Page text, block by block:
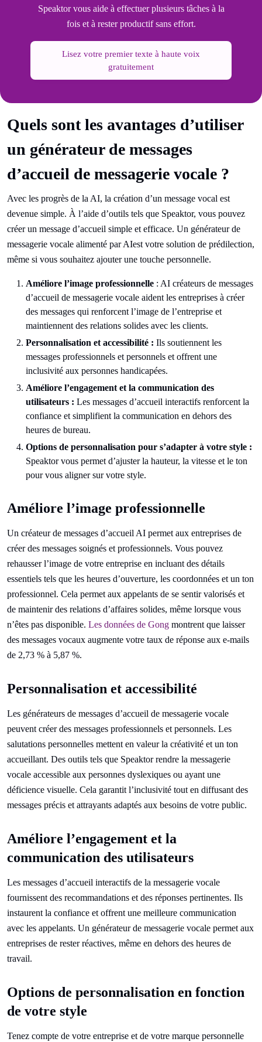
Speaktor vous aide à effectuer plusieurs tâches à la
fois et à rester productif sans effort.
Lisez votre premier texte à haute voix
gratuitement
Quels sont les avantages d’utiliser
un générateur de messages
d’accueil de messagerie vocale ?
Avec les progrès de la AI, la création d’un message vocal est
devenue simple. À l’aide d’outils tels que Speaktor, vous pouvez
créer un message d’accueil simple et efficace. Un générateur de
messagerie vocale alimenté par AIest votre solution de prédilection,
même si vous souhaitez ajouter une touche personnelle.
Améliore l’image professionnelle : AI créateurs de messages
d’accueil de messagerie vocale aident les entreprises à créer
des messages qui renforcent l’image de l’entreprise et
maintiennent des relations solides avec les clients.
Personnalisation et accessibilité : Ils soutiennent les
messages professionnels et personnels et offrent une
inclusivité aux personnes handicapées.
Améliore l’engagement et la communication des
utilisateurs : Les messages d’accueil interactifs renforcent la
confiance et simplifient la communication en dehors des
heures de bureau.
Options de personnalisation pour s’adapter à votre style :
Speaktor vous permet d’ajuster la hauteur, la vitesse et le ton
pour vous aligner sur votre style.
Améliore l’image professionnelle
Un créateur de messages d’accueil AI permet aux entreprises de
créer des messages soignés et professionnels. Vous pouvez
rehausser l’image de votre entreprise en incluant des détails
essentiels tels que les heures d’ouverture, les coordonnées et un ton
professionnel. Cela permet aux appelants de se sentir valorisés et
de maintenir des relations d’affaires solides, même lorsque vous
n’êtes pas disponible. Les données de Gong montrent que laisser
des messages vocaux augmente votre taux de réponse aux e-mails
de 2,73 % à 5,87 %.
Personnalisation et accessibilité
Les générateurs de messages d’accueil de messagerie vocale
peuvent créer des messages professionnels et personnels. Les
salutations personnelles mettent en valeur la créativité et un ton
accueillant. Des outils tels que Speaktor rendre la messagerie
vocale accessible aux personnes dyslexiques ou ayant une
déficience visuelle. Cela garantit l’inclusivité tout en diffusant des
messages précis et attrayants adaptés aux besoins de votre public.
Améliore l’engagement et la
communication des utilisateurs
Les messages d’accueil interactifs de la messagerie vocale
fournissent des recommandations et des réponses pertinentes. Ils
instaurent la confiance et offrent une meilleure communication
avec les appelants. Un générateur de messagerie vocale permet aux
entreprises de rester réactives, même en dehors des heures de
travail.
Options de personnalisation en fonction
de votre style
Tenez compte de votre entreprise et de votre marque personnelle